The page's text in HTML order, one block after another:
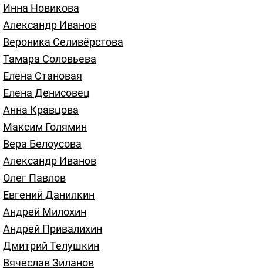
Инна Новикова
Александр Иванов
Вероника Селивёрстова
Тамара Соловьева
Елена Становая
Елена Денисовец
Анна Кравцова
Максим Голямин
Вера Белоусова
Александр Иванов
Олег Павлов
Евгений Данилкин
Андрей Милохин
Андрей Привалихин
Дмитрий Телушкин
Вячеслав Зиланов